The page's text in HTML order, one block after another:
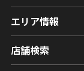
エリア情報
店舗検索